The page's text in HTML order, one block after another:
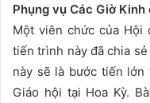
Phụng vụ Các Giờ Kinh
Một viên chức của Hội
tiến trình này đã chia sẻ
này sẽ là bước tiến
Giáo hội tại Hoa Kỳ.